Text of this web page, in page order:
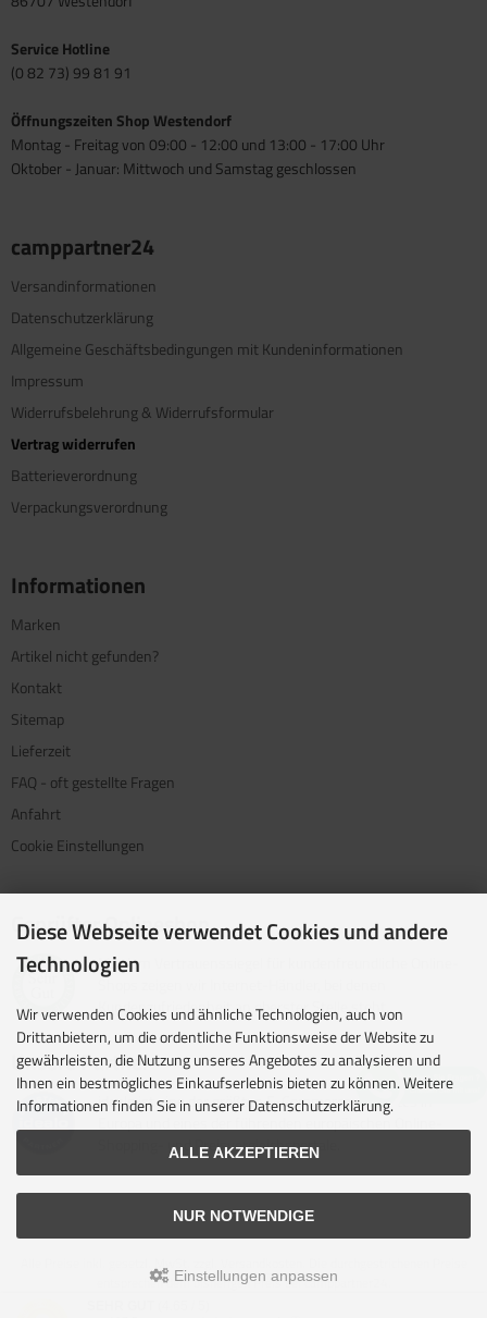
Service Hotline
(0 82 73) 99 81 91
Öffnungszeiten Shop Westendorf
Montag - Freitag von 09:00 - 12:00 und 13:00 - 17:00 Uhr
Oktober - Januar: Mittwoch und Samstag geschlossen
camppartner24
Versandinformationen
Datenschutzerklärung
Allgemeine Geschäftsbedingungen mit Kundeninformationen
Impressum
Widerrufsbelehrung & Widerrufsformular
Vertrag widerrufen
Batterieverordnung
Verpackungsverordnung
Informationen
Marken
Artikel nicht gefunden?
Kontakt
Sitemap
Lieferzeit
FAQ - oft gestellte Fragen
Anfahrt
Cookie Einstellungen
Geprüfter Onlineshop
Mit dem Vertrauenssiegel für kundenfreundliche Online-
Shops zeigen wir Internet-Händler, bei denen
Kundenzufriedenheit an oberster Stelle steht.
Unsere Partner
idealo ist eine der größten E-Commerce-Websites in
Europa und eines der führenden europäischen Online-
Shopping- und Preisvergleichsportale.
Alle Preise inkl. gesetzl. MwSt. zzgl.
entsprechen dem bisherigen Preis bei camppartner24.
Diese Webseite verwendet Cookies und andere
Technologien
Wir verwenden Cookies und ähnliche Technologien, auch von
Drittanbietern, um die ordentliche Funktionsweise der Website zu
gewährleisten, die Nutzung unseres Angebotes zu analysieren und
Ihnen ein bestmögliches Einkaufserlebnis bieten zu können. Weitere
Informationen finden Sie in unserer Datenschutzerklärung.
ALLE AKZEPTIEREN
NUR NOTWENDIGE
Einstellungen anpassen